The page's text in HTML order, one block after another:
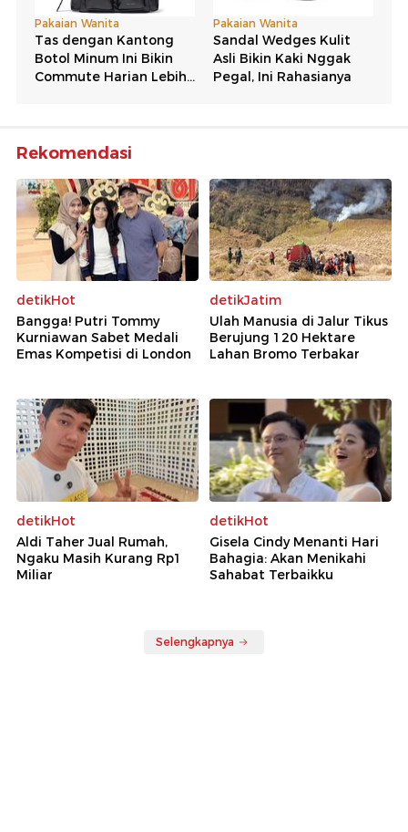
Rekomendasi
detikHot
Bangga! Putri Tommy
Kurniawan Sabet Medali
Emas Kompetisi di London
detikJatim
Ulah Manusia di Jalur Tikus
Berujung 120 Hektare
Lahan Bromo Terbakar
detikHot
Aldi Taher Jual Rumah,
Ngaku Masih Kurang Rp1
Miliar
detikHot
Gisela Cindy Menanti Hari
Bahagia: Akan Menikahi
Sahabat Terbaikku
Selengkapnya